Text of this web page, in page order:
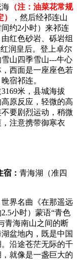
海 （注：油菜花常规
，然后经祁连山
约2小时）来祁连
红色砂岩、砾岩组
润皇后。登上卓尔
山四季雪山---牛心
西面是一座座色若
宿祁连。
米，县城海拔
原反应，轻微的高
要剧烈运动，稍微
注意携带御寒衣
宿： 青海湖（准四
界名曲《在那遥远
小时）蒙语“青色
青海南山之间的断
盆地内，既是中国
沿途苍茫无际的千
就像是一盏巨大的